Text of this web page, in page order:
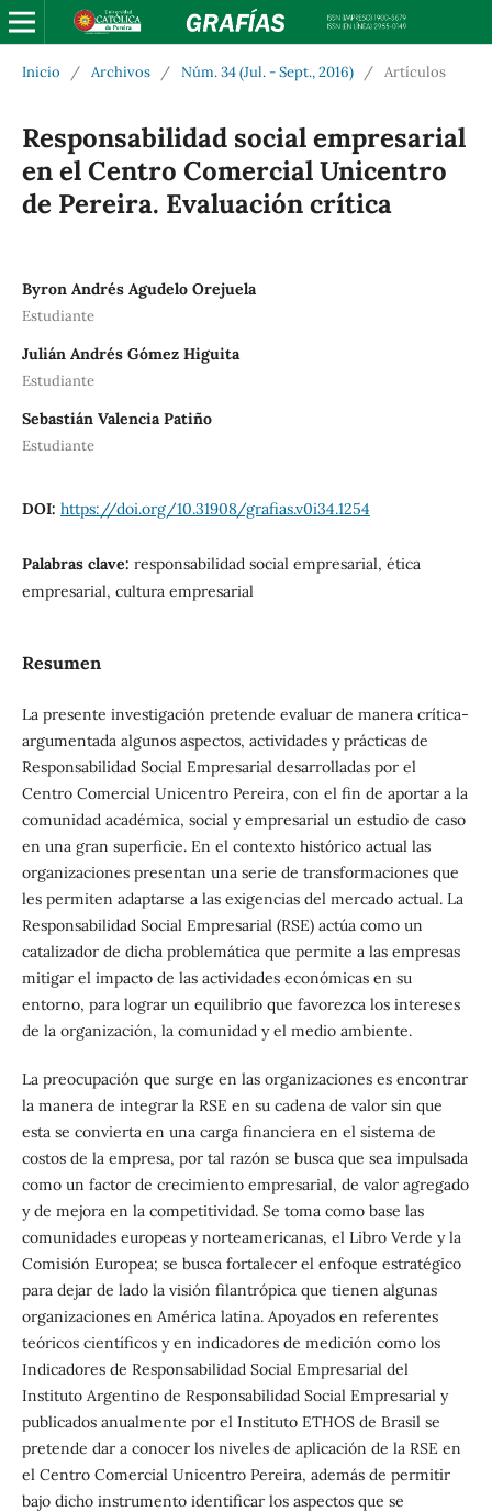
Inicio / Archivos / Núm. 34 (Jul. - Sept., 2016) / Artículos
Responsabilidad social empresarial
en el Centro Comercial Unicentro
de Pereira. Evaluación crítica
Byron Andrés Agudelo Orejuela
Estudiante
Julián Andrés Gómez Higuita
Estudiante
Sebastián Valencia Patiño
Estudiante
DOI: https://doi.org/10.31908/grafias.v0i34.1254
Palabras clave: responsabilidad social empresarial, ética
empresarial, cultura empresarial
Resumen
La presente investigación pretende evaluar de manera crítica-
argumentada algunos aspectos, actividades y prácticas de
Responsabilidad Social Empresarial desarrolladas por el
Centro Comercial Unicentro Pereira, con el fin de aportar a la
comunidad académica, social y empresarial un estudio de caso
en una gran superficie. En el contexto histórico actual las
organizaciones presentan una serie de transformaciones que
les permiten adaptarse a las exigencias del mercado actual. La
Responsabilidad Social Empresarial (RSE) actúa como un
catalizador de dicha problemática que permite a las empresas
mitigar el impacto de las actividades económicas en su
entorno, para lograr un equilibrio que favorezca los intereses
de la organización, la comunidad y el medio ambiente.
La preocupación que surge en las organizaciones es encontrar
la manera de integrar la RSE en su cadena de valor sin que
esta se convierta en una carga financiera en el sistema de
costos de la empresa, por tal razón se busca que sea impulsada
como un factor de crecimiento empresarial, de valor agregado
y de mejora en la competitividad. Se toma como base las
comunidades europeas y norteamericanas, el Libro Verde y la
Comisión Europea; se busca fortalecer el enfoque estratégico
para dejar de lado la visión filantrópica que tienen algunas
organizaciones en América latina. Apoyados en referentes
teóricos científicos y en indicadores de medición como los
Indicadores de Responsabilidad Social Empresarial del
Instituto Argentino de Responsabilidad Social Empresarial y
publicados anualmente por el Instituto ETHOS de Brasil se
pretende dar a conocer los niveles de aplicación de la RSE en
el Centro Comercial Unicentro Pereira, además de permitir
bajo dicho instrumento identificar los aspectos que se